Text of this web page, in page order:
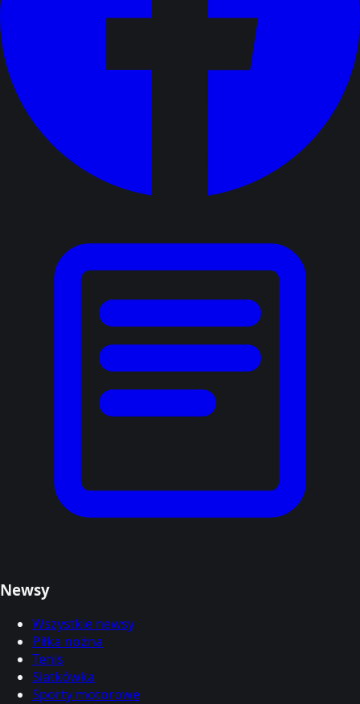
Newsy
Wszystkie newsy
Piłka nożna
Tenis
Siatkówka
Sporty motorowe